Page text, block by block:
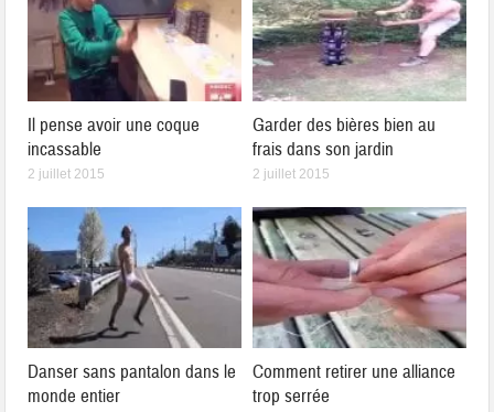
Il pense avoir une coque
incassable
2 juillet 2015
Garder des bières bien au
frais dans son jardin
2 juillet 2015
Danser sans pantalon dans le
monde entier
Comment retirer une alliance
trop serrée